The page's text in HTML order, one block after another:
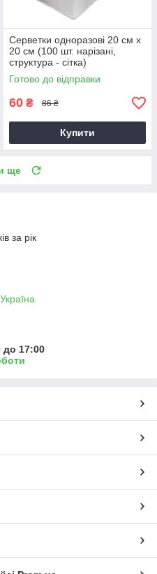
Серветки одноразові 20 см х
20 см (100 шт. нарізані,
структура - сітка)
Готово до відправки
60 ₴ 86 ₴
Купити
ще
за рік
до 17:00